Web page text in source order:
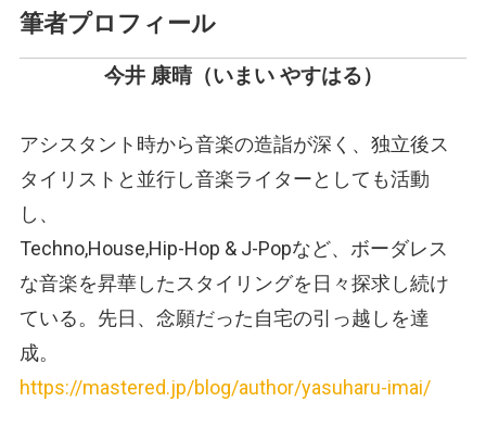
筆者プロフィール
今井 康晴（いまい やすはる）
アシスタント時から音楽の造詣が深く、独立後ス
タイリストと並行し音楽ライターとしても活動
し、
Techno,House,Hip-Hop & J-Popなど、ボーダレス
な音楽を昇華したスタイリングを日々探求し続け
ている。先日、念願だった自宅の引っ越しを達
成。
https://mastered.jp/blog/author/yasuharu-imai/